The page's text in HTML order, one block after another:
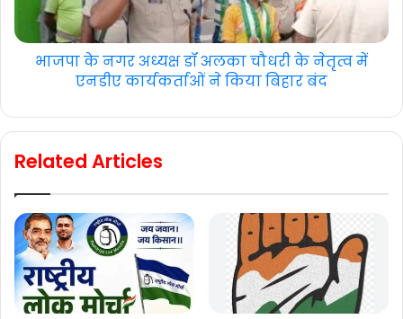
भाजपा के नगर अध्यक्ष डॉ अलका चौधरी के नेतृत्व में
एनडीए कार्यकर्ताओं ने किया बिहार बंद
Related Articles